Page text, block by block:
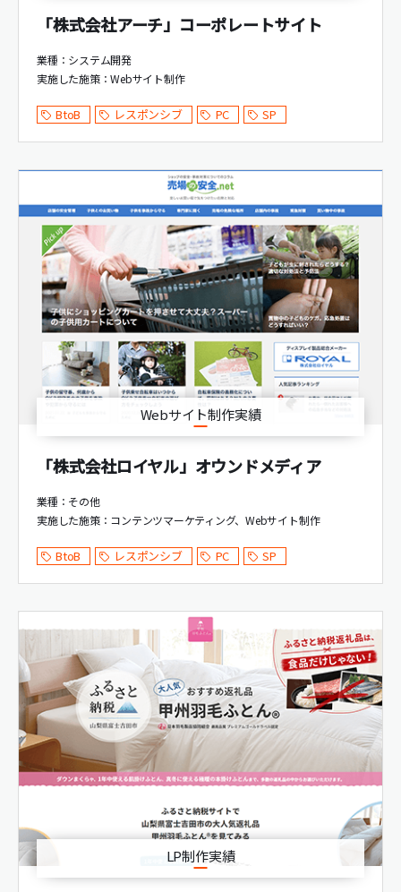
「株式会社アーチ」コーポレートサイト
業種：システム開発
実施した施策：Webサイト制作
BtoB レスポンシブ PC SP
Webサイト制作実績
「株式会社ロイヤル」オウンドメディア
業種：その他
実施した施策： コンテンツマーケティング Webサイト制作
BtoB レスポンシブ PC SP
LP制作実績